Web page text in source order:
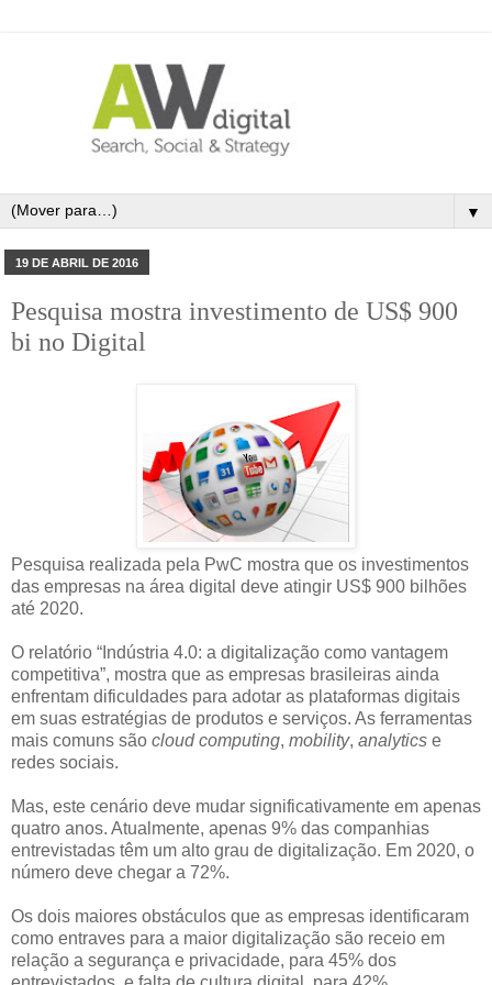
▼
19 DE ABRIL DE 2016
Pesquisa mostra investimento de US$ 900
bi no Digital
Pesquisa realizada pela PwC mostra que os investimentos
das empresas na área digital deve atingir US$ 900 bilhões
até 2020.
O relatório “Indústria 4.0: a digitalização como vantagem
competitiva”, mostra que as empresas brasileiras ainda
enfrentam dificuldades para adotar as plataformas digitais
em suas estratégias de produtos e serviços. As ferramentas
mais comuns são cloud computing, mobility, analytics e
redes sociais.
Mas, este cenário deve mudar significativamente em apenas
quatro anos. Atualmente, apenas 9% das companhias
entrevistadas têm um alto grau de digitalização. Em 2020, o
número deve chegar a 72%.
Os dois maiores obstáculos que as empresas identificaram
como entraves para a maior digitalização são receio em
relação a segurança e privacidade, para 45% dos